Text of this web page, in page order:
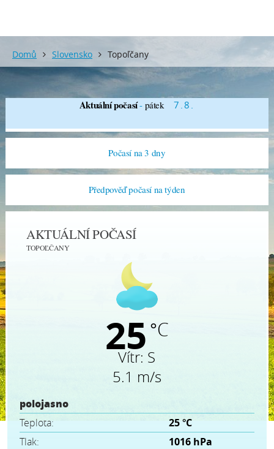
Domů Slovensko Topoľčany
Aktuální počasí- pátek 7.8.
Počasí na 3 dny
Předpověď počasí na týden
AKTUÁLNÍ POČASÍ
TOPOĽČANY
25 °C
Vítr: S
5.1 m/s
polojasno
Teplota:
25 °C
Tlak:
1016 hPa